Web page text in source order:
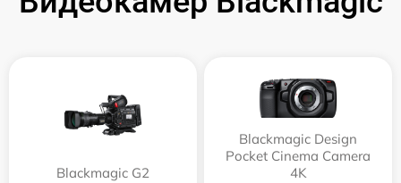
Blackmagic G2
Blackmagic Design
Pocket Cinema Camera
4K